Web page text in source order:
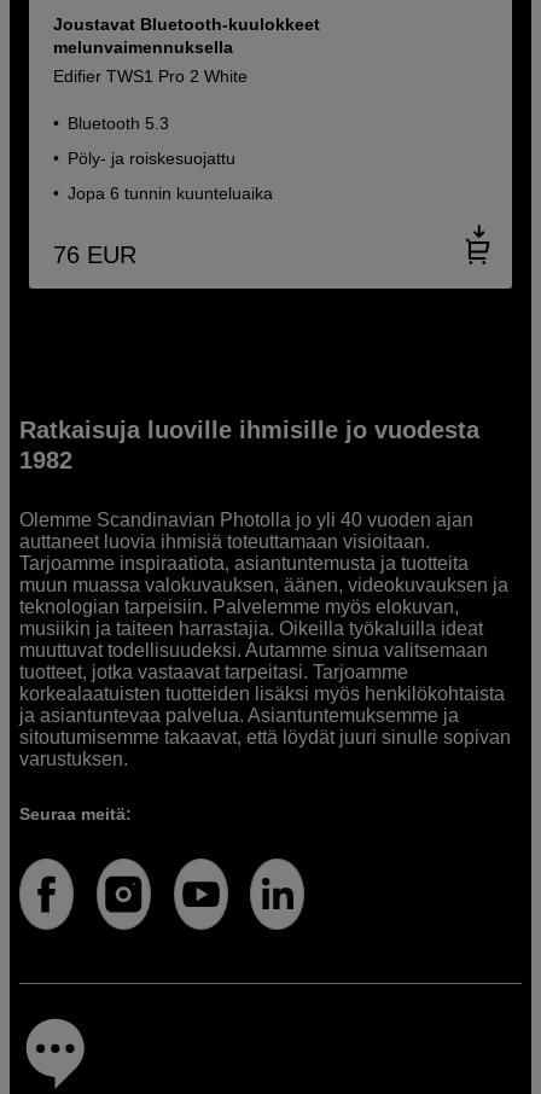
Joustavat Bluetooth-kuulokkeet
melunvaimennuksella
Edifier TWS1 Pro 2 White
Bluetooth 5.3
Pöly- ja roiskesuojattu
Jopa 6 tunnin kuunteluaika
76 EUR
Ratkaisuja luoville ihmisille jo vuodesta
1982
Olemme Scandinavian Photolla jo yli 40 vuoden ajan
auttaneet luovia ihmisiä toteuttamaan visioitaan.
Tarjoamme inspiraatiota, asiantuntemusta ja tuotteita
muun muassa valokuvauksen, äänen, videokuvauksen ja
teknologian tarpeisiin. Palvelemme myös elokuvan,
musiikin ja taiteen harrastajia. Oikeilla työkaluilla ideat
muuttuvat todellisuudeksi. Autamme sinua valitsemaan
tuotteet, jotka vastaavat tarpeitasi. Tarjoamme
korkealaatuisten tuotteiden lisäksi myös henkilökohtaista
ja asiantuntevaa palvelua. Asiantuntemuksemme ja
sitoutumisemme takaavat, että löydät juuri sinulle sopivan
varustuksen.
Seuraa meitä: